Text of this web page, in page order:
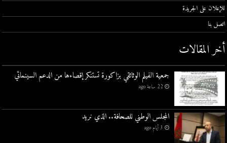
للإعلان على الجريدة
اتصل بنا
أخر المقالات
جمعية الفيلم الوثائقي بزاكورة تستنكر إقصاءها من الدعم السينمائي
22 ساعة ago
المجلس الوطني للصحافة.. الذي نريد
3 أيام ago